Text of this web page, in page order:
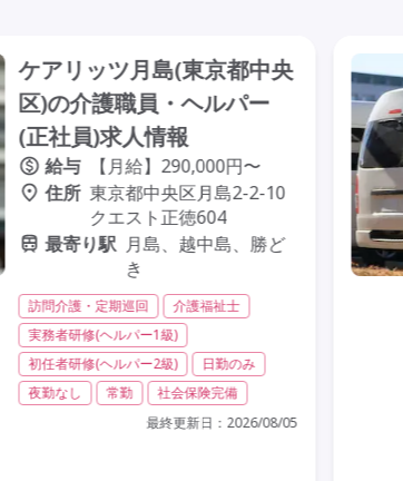
ケアリッツ月島(東京都中央
区)の介護職員・ヘルパー
(正社員)求人情報
給与
【月給】290,000円〜
住所 東京都中央区月島2-2-10
クエスト正徳604
最寄り駅 月島、越中島、勝ど
き
訪問介護・定期巡回
介護福祉士
実務者研修(ヘルパー1級)
初任者研修(ヘルパー2級)
日勤のみ
夜勤なし
常勤
社会保険完備
最終更新日： 2026/08/05